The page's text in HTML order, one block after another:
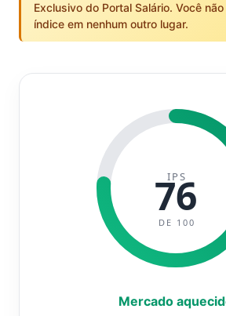
Exclusivo do Portal Salário. Você
índice em nenhum outro lugar.
IPS
76
DE 100
Mercado